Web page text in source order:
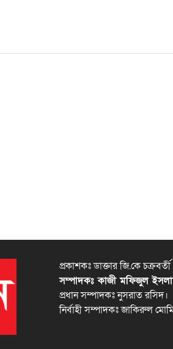
প্রকাশকঃ ডাক্তার জি.কে
সম্পাদকঃ কাজী মফিজুল
প্রধান সম্পাদকঃ নুসরাত রসিদ।
নির্বাহী সম্পাদকঃ জাকিরুল